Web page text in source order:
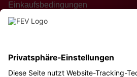
Einkaufsbedingungen
Nachhaltigkeit